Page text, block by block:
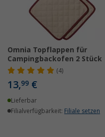
Omnia Topflappen für
Campingbackofen 2 Stück
(4)
13,99€
Lieferbar
Filialverfügbarkeit: Filiale setzen